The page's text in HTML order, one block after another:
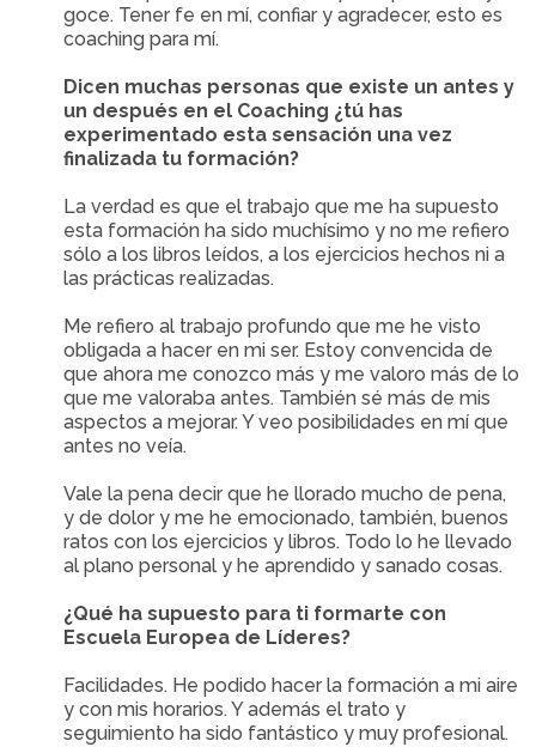
goce. Tener fe en mí, confiar y agradecer, esto es
coaching para mí.
Dicen muchas personas que existe un antes y
un después en el Coaching ¿tú has
experimentado esta sensación una vez
finalizada tu formación?
La verdad es que el trabajo que me ha supuesto
esta formación ha sido muchísimo y no me refiero
sólo a los libros leídos, a los ejercicios hechos ni a
las prácticas realizadas.
Me refiero al trabajo profundo que me he visto
obligada a hacer en mi ser. Estoy convencida de
que ahora me conozco más y me valoro más de lo
que me valoraba antes. También sé más de mis
aspectos a mejorar. Y veo posibilidades en mí que
antes no veía.
Vale la pena decir que he llorado mucho de pena,
y de dolor y me he emocionado, también, buenos
ratos con los ejercicios y libros. Todo lo he llevado
al plano personal y he aprendido y sanado cosas.
¿Qué ha supuesto para ti formarte con
Escuela Europea de Líderes?
Facilidades. He podido hacer la formación a mi aire
y con mis horarios. Y además el trato y
seguimiento ha sido fantástico y muy profesional.